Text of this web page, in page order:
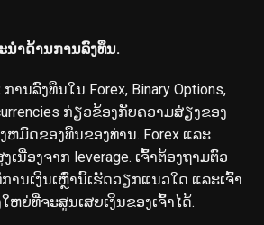
ນໍາດ້ານການລົງທຶນ.
ການລົງທຶນໃນ Forex, Binary Options,
ກ່ຽວຂ້ອງກັບຄວາມສ່ຽງຂອງ
ຫມົດຂອງທຶນຂອງທ່ານ. Forex ແລະ
ເນື່ອງຈາກ leverage. ເຈົ້າຕ້ອງຖາມຕົວ
ການເງິນເຫຼົ່ານີ້ເຮັດວຽກແນວໃດ ແລະເຈົ້າ
ຍ່ທີ່ຈະສູນເສຍເງິນຂອງເຈົ້າໄດ້.